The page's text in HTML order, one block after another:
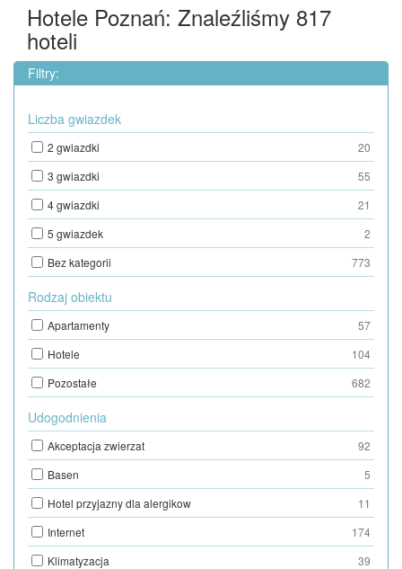
Hotele Poznań: Znaleźliśmy 817
hoteli
Filtry:
Liczba gwiazdek
2 gwiazdki
20
3 gwiazdki
55
4 gwiazdki
21
5 gwiazdek
2
Bez kategorii
773
Rodzaj obiektu
Apartamenty
57
Hotele
104
Pozostałe
682
Udogodnienia
Akceptacja zwierzat
92
Basen
5
Hotel przyjazny dla alergikow
11
Internet
174
Klimatyzacja
39